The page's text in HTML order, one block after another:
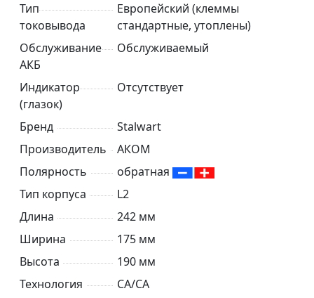
Тип
токовывода
Европейский (клеммы
стандартные, утоплены)
Обслуживание
АКБ
Обслуживаемый
Индикатор
(глазок)
Отсутствует
Бренд
Stalwart
Производитель
АКОМ
Полярность
обратная
Тип корпуса
L2
Длина
242 мм
Ширина
175 мм
Высота
190 мм
Технология
CA/CA